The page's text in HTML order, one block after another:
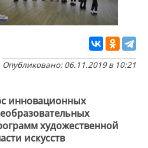
Опубликовано: 06.11.2019 в 10:21
инновационных
художественной
искусств